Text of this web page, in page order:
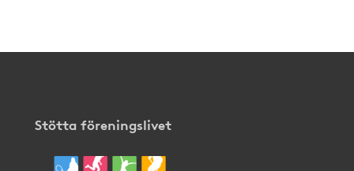
Stötta föreningslivet